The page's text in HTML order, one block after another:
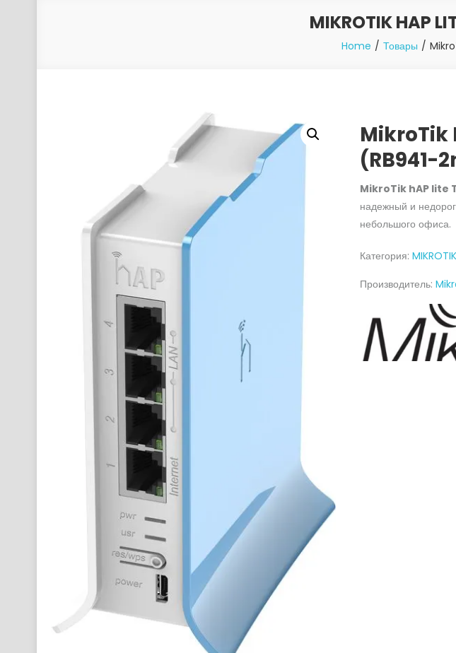
MIKROTIK HAP
Home Товары
MikroTik
(RB941-
MikroTik hAP lite
надежный и
небольшого офиса.
Категория: MIKROTIK
Производитель: